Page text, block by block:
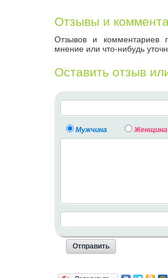
Отзывы и
Отзывов и комментариев
мнение или что-нибудь
Оставить отзыв
Мужчина Женщина